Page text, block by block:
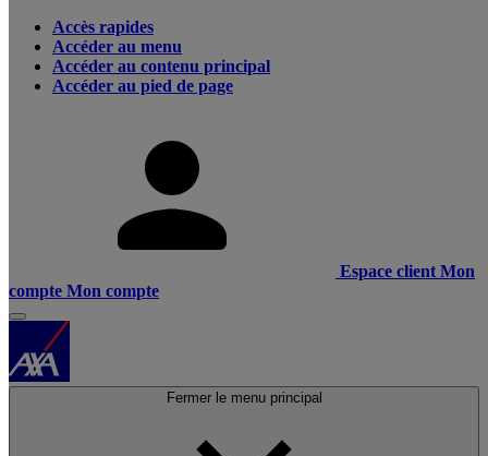
Accès rapides
Accéder au menu
Accéder au contenu principal
Accéder au pied de page
Espace client Mon
compte Mon compte
Fermer le menu principal